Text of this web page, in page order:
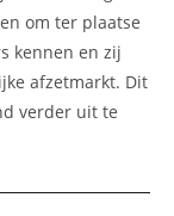
om ter plaatse
kennen en zij
afzetmarkt. Dit
verder uit te